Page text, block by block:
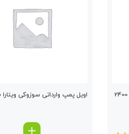
اویل پمپ وارداتی سوزوکی ویتارا 2000